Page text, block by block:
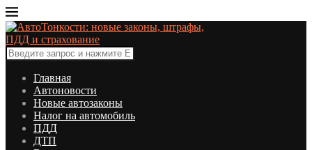
Главная
Автоновости
Новые автозаконы
Налог на автомобиль
ПДД
ДТП